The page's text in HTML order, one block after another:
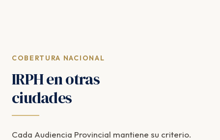
COBERTURA NACIONAL
IRPH en otras
ciudades
Cada Audiencia Provincial mantiene su criterio.